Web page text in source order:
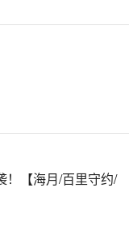
！【海月/百里守约/